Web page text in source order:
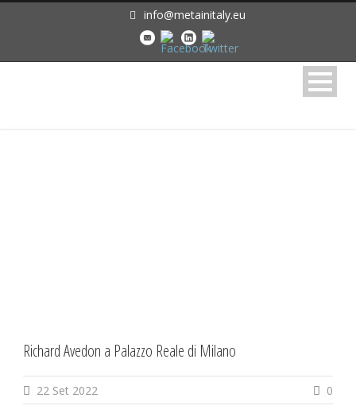
info@metainitaly.eu
Richard Avedon a Palazzo Reale di Milano
22 Set 2022 0